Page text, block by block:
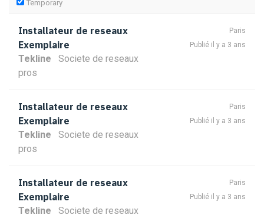
Temporary
Installateur de reseaux
Exemplaire
Tekline
Societe de reseaux
pros
Paris
Publié il y a 3 ans
Installateur de reseaux
Exemplaire
Tekline
Societe de reseaux
pros
Paris
Publié il y a 3 ans
Installateur de reseaux
Exemplaire
Tekline
Societe de reseaux
Paris
Publié il y a 3 ans